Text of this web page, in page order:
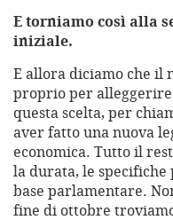
E torniamo così alla
iniziale.
E allora diciamo che il
proprio per
questa scelta, per
aver fatto una nuova
economica. Tutto il
la durata, le
base parlamentare.
fine di ottobre